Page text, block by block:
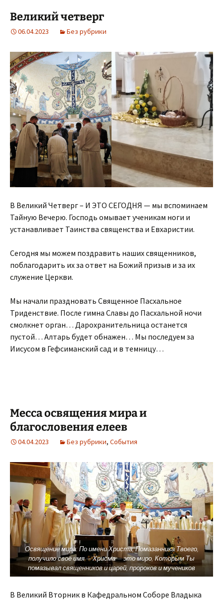
Великий четверг
06.04.2023 Без рубрики
В Великий Четверг – И ЭТО СЕГОДНЯ — мы вспоминаем
Тайную Вечерю. Господь омывает ученикам ноги и
устанавливает Таинства священства и Евхаристии.
Сегодня мы можем поздравить наших священников,
поблагодарить их за ответ на Божий призыв и за их
служение Церкви.
Мы начали праздновать Священное Пасхальное
Триденствие. После гимна Славы до Пасхальной ночи
смолкнет орган… Дарохранительница останется
пустой… Алтарь будет обнажен… Мы последуем за
Иисусом в Гефсиманский сад и в темницу…
Месса освящения мира и
благословения елеев
04.04.2023 Без рубрики, События
Освящение мира: По имени Христа, Помазанника Твоего,
получило своё имя — Хрисма — это миро, Которым Ты
помазывал священников и царей, пророков и мучеников
В Великий Вторник в Кафедральном Соборе Владыка